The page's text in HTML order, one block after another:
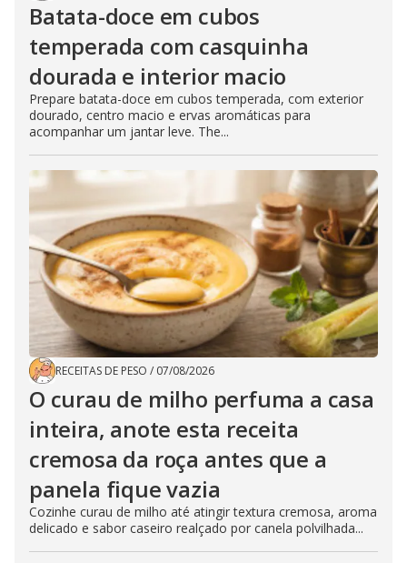
Batata-doce em cubos
temperada com casquinha
dourada e interior macio
Prepare batata-doce em cubos temperada, com exterior
dourado, centro macio e ervas aromáticas para
acompanhar um jantar leve. The...
RECEITAS DE PESO / 07/08/2026
O curau de milho perfuma a casa
inteira, anote esta receita
cremosa da roça antes que a
panela fique vazia
Cozinhe curau de milho até atingir textura cremosa, aroma
delicado e sabor caseiro realçado por canela polvilhada...